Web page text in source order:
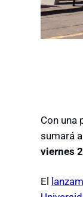
Con una
sumará
viernes
El